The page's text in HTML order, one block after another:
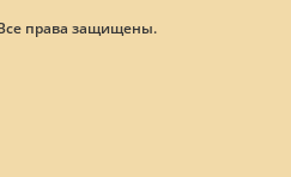
права защищены.